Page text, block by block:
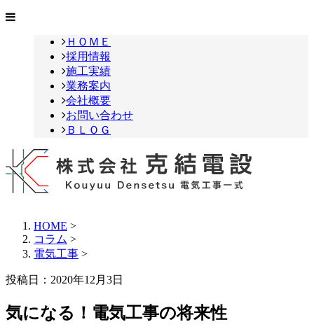
ＨＯＭＥ
採用情報
施工実績
業務案内
会社概要
お問い合わせ
ＢＬＯＧ
HOME >
コラム >
電気工事 >
投稿日：2020年12月3日
気になる！電気工事の将来性